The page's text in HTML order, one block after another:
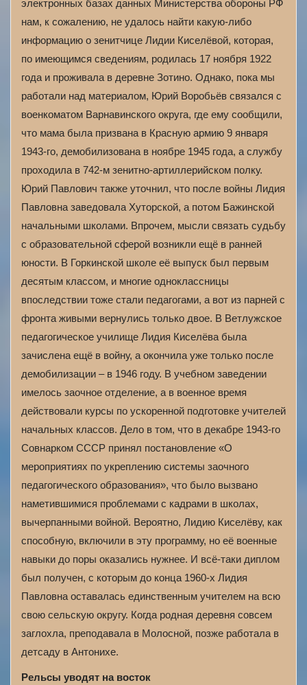
электронных базах данных Министерства обороны РФ
нам, к сожалению, не удалось найти какую-либо
информацию о зенитчице Лидии Киселёвой, которая,
по имеющимся сведениям, родилась 17 ноября 1922
года и проживала в деревне Зотино. Однако, пока мы
работали над материалом, Юрий Воробьёв связался с
военкоматом Варнавинского округа, где ему сообщили,
что мама была призвана в Красную армию 9 января
1943-го, демобилизована в ноябре 1945 года, а службу
проходила в 742-м зенитно-артиллерийском полку.
Юрий Павлович также уточнил, что после войны Лидия
Павловна заведовала Хуторской, а потом Бажинской
начальными школами. Впрочем, мысли связать судьбу
с образовательной сферой возникли ещё в ранней
юности. В Горкинской школе её выпуск был первым
десятым классом, и многие одноклассницы
впоследствии тоже стали педагогами, а вот из парней с
фронта живыми вернулись только двое. В Ветлужское
педагогическое училище Лидия Киселёва была
зачислена ещё в войну, а окончила уже только после
демобилизации – в 1946 году. В учебном заведении
имелось заочное отделение, а в военное время
действовали курсы по ускоренной подготовке учителей
начальных классов. Дело в том, что в декабре 1943-го
Совнарком СССР принял постановление «О
мероприятиях по укреплению системы заочного
педагогического образования», что было вызвано
наметившимися проблемами с кадрами в школах,
вычерпанными войной. Вероятно, Лидию Киселёву, как
способную, включили в эту программу, но её военные
навыки до поры оказались нужнее. И всё-таки диплом
был получен, с которым до конца 1960-х Лидия
Павловна оставалась единственным учителем на всю
свою сельскую округу. Когда родная деревня совсем
заглохла, преподавала в Молосной, позже работала в
детсаду в Антонихе.
Рельсы уводят на восток